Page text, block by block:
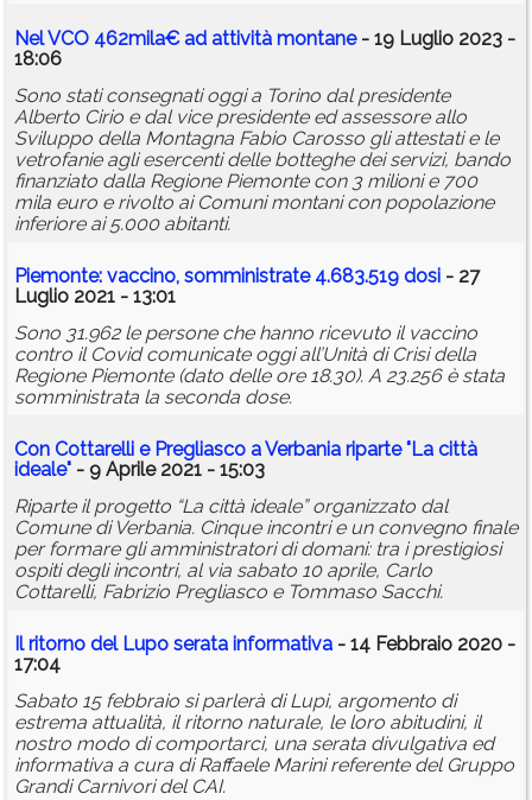
Nel VCO 462mila€ ad attività montane- 19 Luglio 2023 -
18:06
Sono stati consegnati oggi a Torino dal presidente
Alberto Cirio e dal vice presidente ed assessore allo
Sviluppo della Montagna Fabio Carosso gli attestati e le
vetrofanie agli esercenti delle botteghe dei servizi, bando
finanziato dalla Regione Piemonte con 3 milioni e 700
mila euro e rivolto ai Comuni montani con popolazione
inferiore ai 5.000 abitanti.
Piemonte: vaccino, somministrate 4.683.519 dosi - 27
Luglio 2021 - 13:01
Sono 31.962 le persone che hanno ricevuto il vaccino
contro il Covid comunicate oggi all’Unità di Crisi della
Regione Piemonte (dato delle ore 18.30). A 23.256 è stata
somministrata la seconda dose.
Con Cottarelli e Pregliasco a Verbania riparte "La città
ideale" - 9 Aprile 2021 - 15:03
Riparte il progetto “La città ideale” organizzato dal
Comune di Verbania. Cinque incontri e un convegno finale
per formare gli amministratori di domani: tra i prestigiosi
ospiti degli incontri, al via sabato 10 aprile, Carlo
Cottarelli, Fabrizio Pregliasco e Tommaso Sacchi.
Il ritorno del Lupo serata informativa - 14 Febbraio 2020 -
17:04
Sabato 15 febbraio si parlerà di Lupi, argomento di
estrema attualità, il ritorno naturale, le loro abitudini, il
nostro modo di comportarci, una serata divulgativa ed
informativa a cura di Raffaele Marini referente del Gruppo
Grandi Carnivori del CAI.